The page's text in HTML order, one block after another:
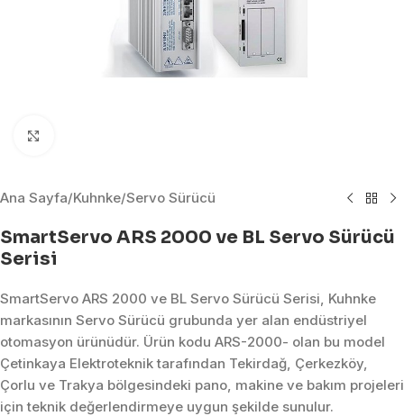
Ana Sayfa/Kuhnke/Servo Sürücü
SmartServo ARS 2000 ve BL Servo Sürücü
Serisi
SmartServo ARS 2000 ve BL Servo Sürücü Serisi, Kuhnke
markasının Servo Sürücü grubunda yer alan endüstriyel
otomasyon ürünüdür. Ürün kodu ARS-2000- olan bu model
Çetinkaya Elektroteknik tarafından Tekirdağ, Çerkezköy,
Çorlu ve Trakya bölgesindeki pano, makine ve bakım projeleri
için teknik değerlendirmeye uygun şekilde sunulur.